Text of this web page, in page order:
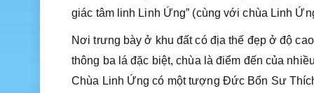
giác tâm linh Linh Ứng” (cùng với chùa Linh
Nơi trưng bày ở khu đất có địa thế đẹp ở độ
thông ba lá đặc biệt, chùa là điểm đến của
Chùa Linh Ứng có một tượng Đức Bổn Sư